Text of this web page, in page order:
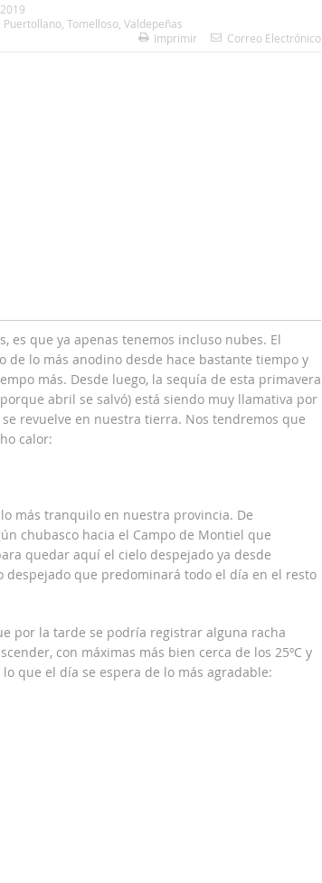
Puertollano Tomelloso Valdepeñas
Imprimir
Correo Electrónico
es que ya apenas tenemos incluso nubes. El
de lo más anodino desde hace bastante tiempo y
más. Desde luego, la sequía de esta primavera
abril se salvó) está siendo muy llamativa por
revuelve en nuestra tierra. Nos tendremos que
calor:
más tranquilo en nuestra provincia. De
chubasco hacia el Campo de Montiel que
quedar aquí el cielo despejado ya desde
despejado que predominará todo el día en el resto
por la tarde se podría registrar alguna racha
con máximas más bien cerca de los 25ºC y
que el día se espera de lo más agradable: